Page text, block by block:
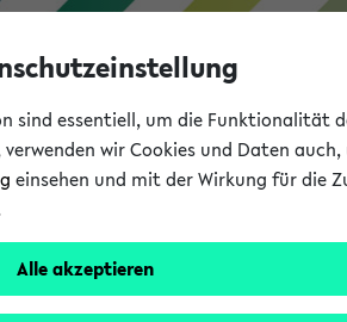
im eKVV
sind essentiell, um die Funktionalität
wir Cookies und Daten
einsehen und mit der Wirkung für die
Alle akzeptieren